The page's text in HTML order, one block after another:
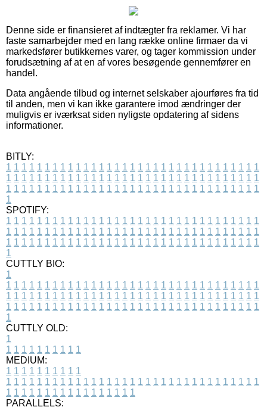
Denne side er finansieret af indtægter fra reklamer. Vi har
faste samarbejder med en lang række online firmaer da vi
markedsfører butikkernes varer, og tager kommission under
forudsætning af at en af vores besøgende gennemfører en
handel.
Data angående tilbud og internet selskaber ajourføres fra tid
til anden, men vi kan ikke garantere imod ændringer der
muligvis er iværksat siden nyligste opdatering af sidens
informationer.
BITLY:
1 1 1 1 1 1 1 1 1 1 1 1 1 1 1 1 1 1 1 1 1 1 1 1 1 1 1 1 1 1 1 1 1
1 1 1 1 1 1 1 1 1 1 1 1 1 1 1 1 1 1 1 1 1 1 1 1 1 1 1 1 1 1 1 1 1
1 1 1 1 1 1 1 1 1 1 1 1 1 1 1 1 1 1 1 1 1 1 1 1 1 1 1 1 1 1 1 1 1
1
SPOTIFY:
1 1 1 1 1 1 1 1 1 1 1 1 1 1 1 1 1 1 1 1 1 1 1 1 1 1 1 1 1 1 1 1 1
1 1 1 1 1 1 1 1 1 1 1 1 1 1 1 1 1 1 1 1 1 1 1 1 1 1 1 1 1 1 1 1 1
1 1 1 1 1 1 1 1 1 1 1 1 1 1 1 1 1 1 1 1 1 1 1 1 1 1 1 1 1 1 1 1 1
1
CUTTLY BIO:
1
1 1 1 1 1 1 1 1 1 1 1 1 1 1 1 1 1 1 1 1 1 1 1 1 1 1 1 1 1 1 1 1 1
1 1 1 1 1 1 1 1 1 1 1 1 1 1 1 1 1 1 1 1 1 1 1 1 1 1 1 1 1 1 1 1 1
1 1 1 1 1 1 1 1 1 1 1 1 1 1 1 1 1 1 1 1 1 1 1 1 1 1 1 1 1 1 1 1 1
1
CUTTLY OLD:
1
1 1 1 1 1 1 1 1 1 1
MEDIUM:
1 1 1 1 1 1 1 1 1 1
1 1 1 1 1 1 1 1 1 1 1 1 1 1 1 1 1 1 1 1 1 1 1 1 1 1 1 1 1 1 1 1 1
1 1 1 1 1 1 1 1 1 1 1 1 1 1 1 1 1
PARALLELS: